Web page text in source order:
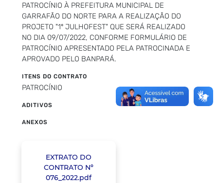
PATROCÍNIO À PREFEITURA MUNICIPAL DE
GARRAFÃO DO NORTE PARA A REALIZAÇÃO DO
PROJETO "1º JULHOFEST" QUE SERÁ REALIZADO
NO DIA 09/07/2022, CONFORME FORMULÁRIO DE
PATROCÍNIO APRESENTADO PELA PATROCINADA E
APROVADO PELO BANPARÁ.
ITENS DO CONTRATO
PATROCÍNIO
ADITIVOS
ANEXOS
EXTRATO DO
CONTRATO Nº
076_2022.pdf